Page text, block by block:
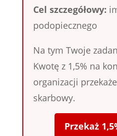
Cel szczegółowy:
podopiecznego
Na tym Twoje
Kwotę z 1,5% na
organizacji
skarbowy.
Przekaż